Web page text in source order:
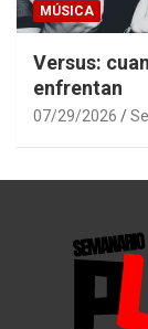
MÚSICA
Versus:
enfrentan
07/29/2026